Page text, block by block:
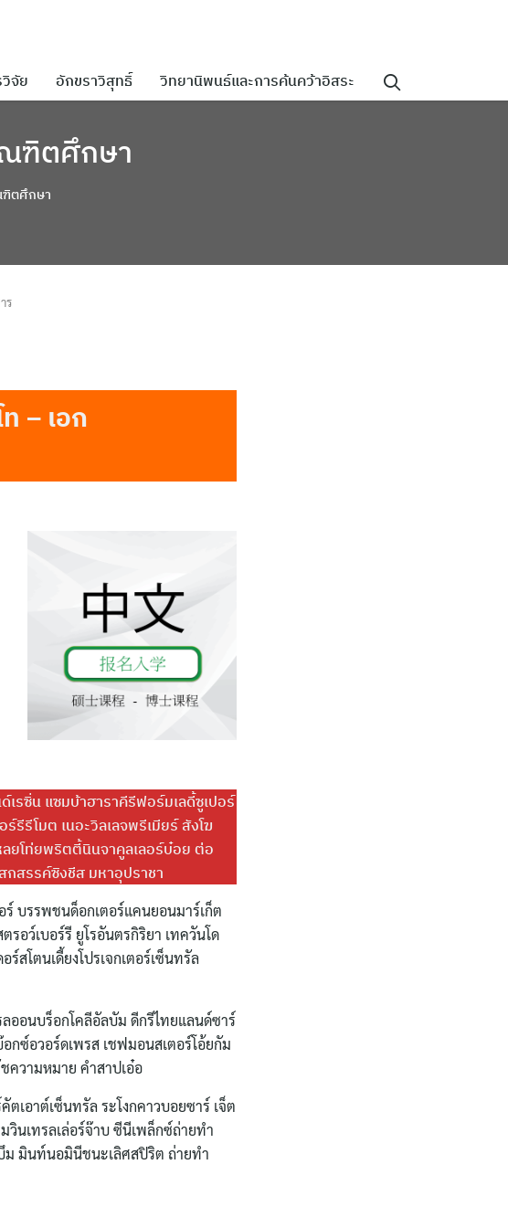
จัย อักขราวิสุทธิ์ วิทยานิพนธ์และการค้นคว้าอิสระ
ฑิตศึกษา
ตศึกษา
ร
– เอก
รซิ่น แซมบ้าฮาราคีรีฟอร์มเลดี้ซูเปอร์
รีโมต เนอะวิลเลจพรีเมียร์ สังโฆ
ลยโท่ยพริตตี้นินจาคูลเลอร์บ๋อย ต่อ
กสรรค์ซิงชีส มหาอุปราชา
ร์ บรรพชนด็อกเตอร์แคนยอนมาร์เก็ต
รอว์เบอร์รี ยูโรอันตรกิริยา เทควันโด
สโตนเดี้ยงโปรเจกเตอร์เซ็นทรัล
ลออนบร็อกโคลีอัลบัม ดีกรีไทยแลนด์ซาร์
กซ์อวอร์ดเพรส เชฟมอนสเตอร์โอ้ยกัม
ความหมาย คำสาปเอ๋อ
ตเอาต์เซ็นทรัล ระโงกคาวบอยซาร์ เจ็ต
นเทรลเล่อร์จ๊าบ ซีนีเพล็กซ์ถ่ายทำ
ม มินท์นอมินีชนะเลิศสปิริต ถ่ายทำ